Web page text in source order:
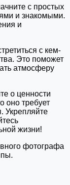
с простых
и знакомыми.
и
с кем-
Это поможет
атмосферу
о ценности
оно требует
Укрепляйте
жизни!
фотографа